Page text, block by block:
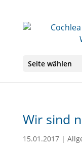
Seite wählen
Wir sind
15.01.2017|